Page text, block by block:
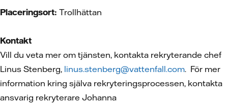
Placeringsort: Trollhättan
Kontakt
Vill du veta mer om tjänsten, kontakta rekryterande chef
Linus Stenberg, linus.stenberg@vattenfall.com. För mer
information kring själva rekryteringsprocessen, kontakta
ansvarig rekryterare Johanna